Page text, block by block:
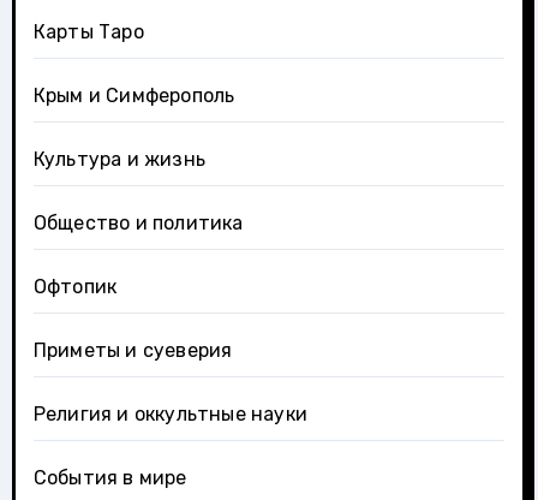
Карты Таро
Крым и Симферополь
Культура и жизнь
Общество и политика
Офтопик
Приметы и суеверия
Религия и оккультные науки
События в мире